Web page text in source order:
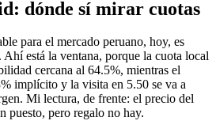
dónde sí mirar cuotas
para el mercado peruano, hoy, es
está la ventana, porque la cuota local
cercana al 64.5%, mientras el
implícito y la visita en 5.50 se va a
Mi lectura, de frente: el precio del
puesto, pero regalo no hay.